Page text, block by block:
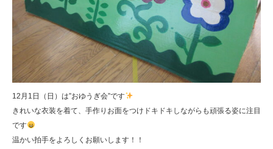
12月1日（日）は”おゆうぎ会”です
きれいな衣装を着て、手作りお面をつけドキドキしながらも頑張る姿に注目
です
温かい拍手をよろしくお願いします！！